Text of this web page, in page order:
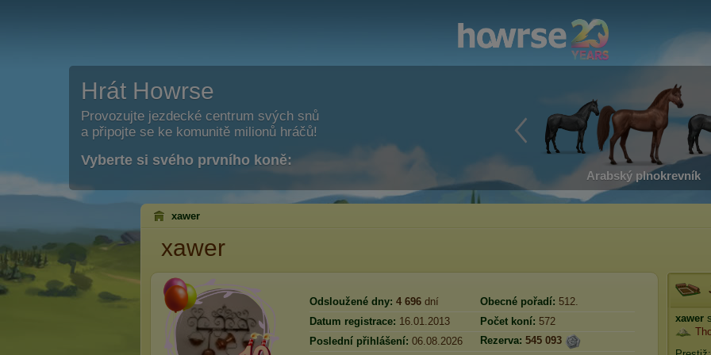
Hrát Howrse
Provozujte jezdecké centrum svých snů
a připojte se ke komunitě milionů hráčů!
Vyberte si svého prvního koně:
Arabský plnokrevník
xawer
xawer
Odsloužené dny: 4 696 dní Obecné pořadí: 512.
Datum registrace: 16.01.2013 Počet koní: 572
Poslední přihlášení: 06.08.2026 Rezerva: 545 093
xawer